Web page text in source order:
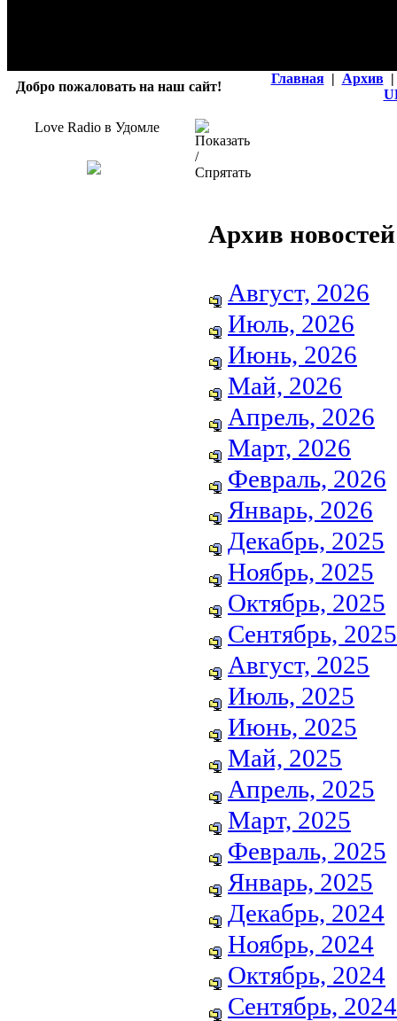
Добро пожаловать на наш сайт!
Главная | Архив |
Love Radio в Удомле
Архив новостей
Август, 2026
Июль, 2026
Июнь, 2026
Май, 2026
Апрель, 2026
Март, 2026
Февраль, 2026
Январь, 2026
Декабрь, 2025
Ноябрь, 2025
Октябрь, 2025
Сентябрь, 2025
Август, 2025
Июль, 2025
Июнь, 2025
Май, 2025
Апрель, 2025
Март, 2025
Февраль, 2025
Январь, 2025
Декабрь, 2024
Ноябрь, 2024
Октябрь, 2024
Сентябрь, 2024